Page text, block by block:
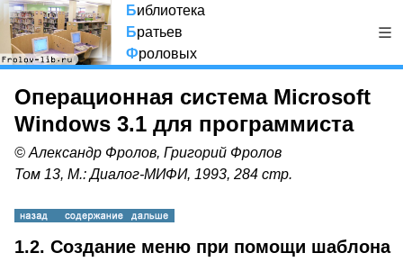
Библиотека
Братьев
Фроловых
Операционная система Microsoft
Windows 3.1 для программиста
© Александр Фролов, Григорий Фролов
Том 13, М.: Диалог-МИФИ, 1993, 284 стр.
1.2. Создание меню при помощи шаблона